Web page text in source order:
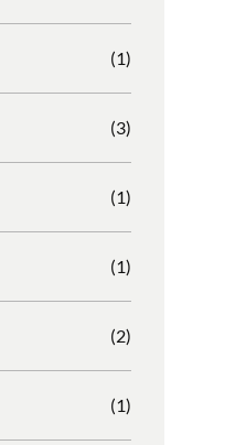
(1)
(3)
(1)
(1)
(2)
(1)